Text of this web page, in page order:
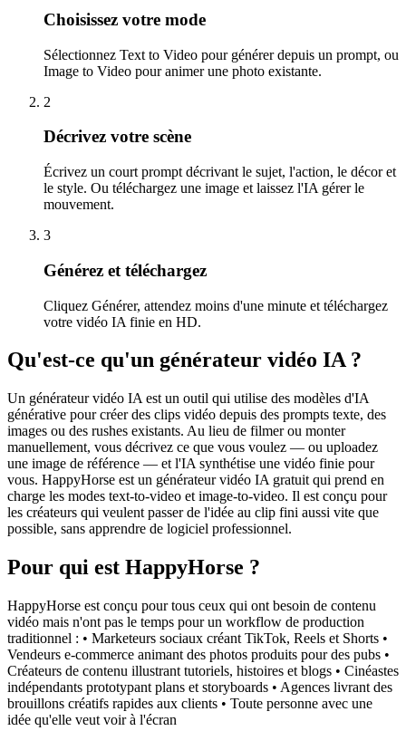
Choisissez votre mode
Sélectionnez Text to Video pour générer depuis un prompt, ou
Image to Video pour animer une photo existante.
2
Décrivez votre scène
Écrivez un court prompt décrivant le sujet, l'action, le décor et
le style. Ou téléchargez une image et laissez l'IA gérer le
mouvement.
3
Générez et téléchargez
Cliquez Générer, attendez moins d'une minute et téléchargez
votre vidéo IA finie en HD.
Qu'est-ce qu'un générateur vidéo IA ?
Un générateur vidéo IA est un outil qui utilise des modèles d'IA
générative pour créer des clips vidéo depuis des prompts texte, des
images ou des rushes existants. Au lieu de filmer ou monter
manuellement, vous décrivez ce que vous voulez — ou uploadez
une image de référence — et l'IA synthétise une vidéo finie pour
vous. HappyHorse est un générateur vidéo IA gratuit qui prend en
charge les modes text-to-video et image-to-video. Il est conçu pour
les créateurs qui veulent passer de l'idée au clip fini aussi vite que
possible, sans apprendre de logiciel professionnel.
Pour qui est HappyHorse ?
HappyHorse est conçu pour tous ceux qui ont besoin de contenu
vidéo mais n'ont pas le temps pour un workflow de production
traditionnel : • Marketeurs sociaux créant TikTok, Reels et Shorts •
Vendeurs e-commerce animant des photos produits pour des pubs •
Créateurs de contenu illustrant tutoriels, histoires et blogs • Cinéastes
indépendants prototypant plans et storyboards • Agences livrant des
brouillons créatifs rapides aux clients • Toute personne avec une
idée qu'elle veut voir à l'écran